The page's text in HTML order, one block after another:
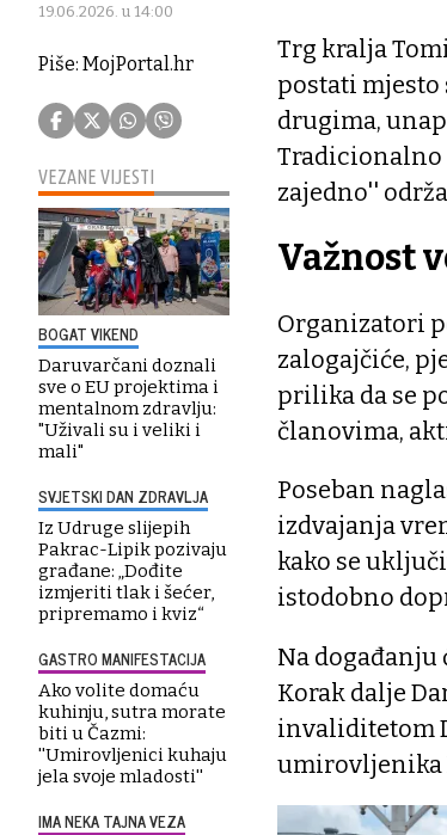
19.06.2026. u 14:00
Piše: MojPortal.hr
VEZANE VIJESTI
BOGAT VIKEND
Daruvarčani doznali
sve o EU projektima i
mentalnom zdravlju:
"Uživali su i veliki i
mali"
SVJETSKI DAN ZDRAVLJA
Iz Udruge slijepih
Pakrac-Lipik pozivaju
građane: „Dođite
izmjeriti tlak i šećer,
pripremamo i kviz“
GASTRO MANIFESTACIJA
Ako volite domaću
kuhinju, sutra morate
biti u Čazmi:
''Umirovljenici kuhaju
jela svoje mladosti''
IMA NEKA TAJNA VEZA
Trg kralja
postati mjesto
drugima,
Tradicionalno
zajedno''
Važnost
Organizatori
zalogajčiće,
prilika da se
članovima,
Poseban
izdvajanja
kako se
istodobno
Na događanju
Korak dalje
invaliditetom
umirovljenika